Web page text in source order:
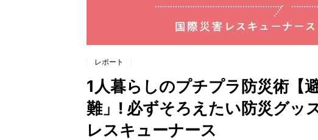
レポート
1人暮らしのプチプラ防災術【
難」! 必ずそろえたい防災グッ
レスキューナース